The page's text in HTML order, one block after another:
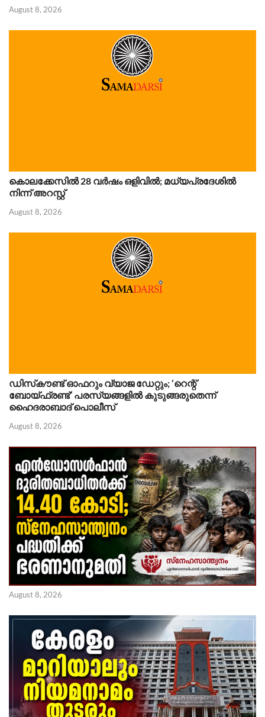
August 8, 2026
കൊലക്കേസിൽ 28 വർഷം ഒളിവിൽ; മധ്യപ്രദേശിൽ
നിന്ന് അറസ്റ്റ്
August 8, 2026
ഡിസ്‌കൗണ്ട് ഓഫറും വ്യാജ ഡേറ്റും; ‘റെന്റ്
ബോയ്‌ഫ്രണ്ട്’ പരസ്യങ്ങളിൽ കുടുങ്ങരുതെന്ന്
ഹൈദരാബാദ് പൊലീസ്
August 8, 2026
August 8, 2026